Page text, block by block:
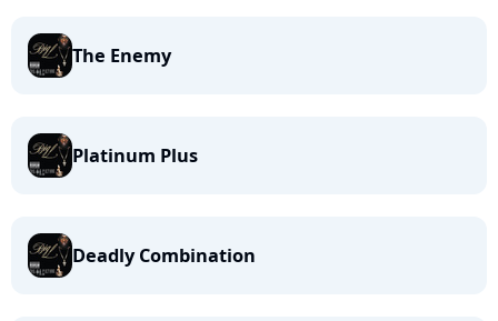
The Enemy
Platinum Plus
Deadly Combination